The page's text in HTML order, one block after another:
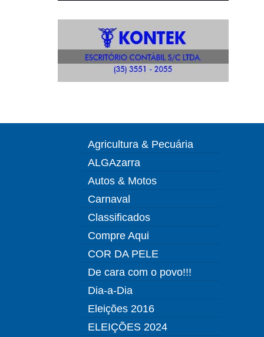
Agricultura & Pecuária
ALGAzarra
Autos & Motos
Carnaval
Classificados
Compre Aqui
COR DA PELE
De cara com o povo!!!
Dia-a-Dia
Eleições 2016
ELEIÇÕES 2024